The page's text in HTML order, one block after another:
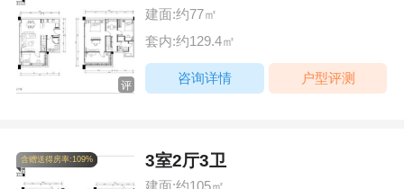
评
建面:约77㎡
套内:约129.4㎡
咨询详情 户型评测
含赠送得房率:109% 3室2厅3卫
建面:约105㎡